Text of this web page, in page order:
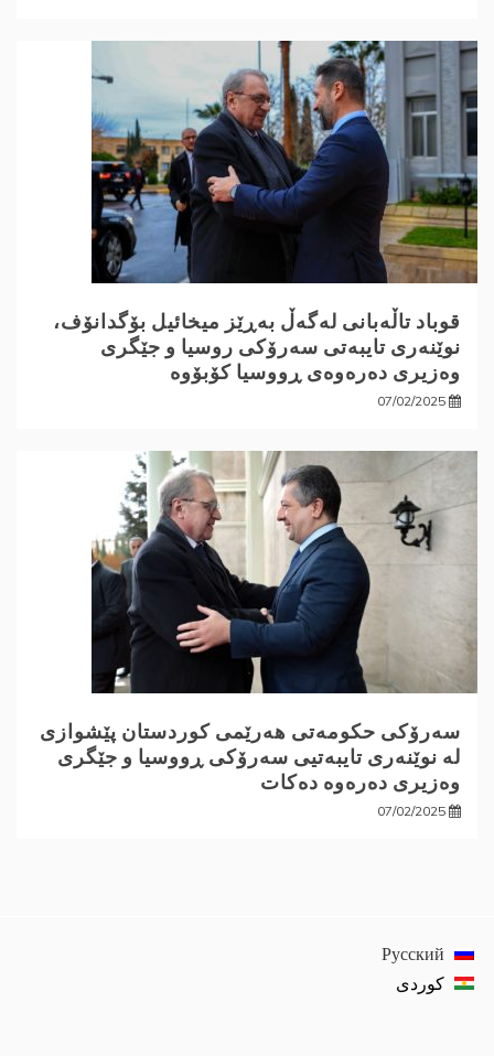
قوباد تاڵەبانی لەگەڵ بەڕێز میخائیل بۆگدانۆف،
نوێنەری تایبەتی سەرۆکی روسیا و جێگری
وەزیری دەرەوەی ڕووسیا کۆبۆوە
07/02/2025
سەرۆکی حکومەتی هەرێمی کوردستان پێشوازی
لە نوێنەری تایبەتیی سەرۆکی ڕووسیا و جێگری
وەزیری دەرەوە دەکات
07/02/2025
Русский
كوردی‎